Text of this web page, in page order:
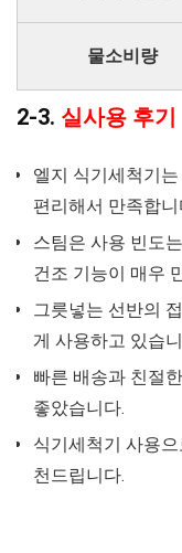
물소비량
2-3. 실사용 후기
엘지 식기세척기
편리해서 만족합니
스팀은 사용 빈도
건조 기능이 매우
그릇넣는 선반의
게 사용하고 있습
빠른 배송과 친절
좋았습니다.
식기세척기 사용
천드립니다.